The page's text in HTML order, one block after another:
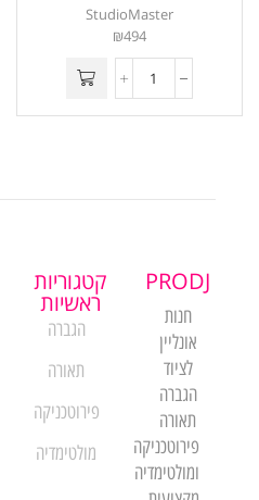
StudioMaster
₪494
PRODJ
חנות
אונליין
לציוד
הגברה
תאורה
פירוטכניקה
ומולטימדיה
קטגוריות
ראשיות
הגברה
תאורה
פירוטכניקה
מולטימדיה